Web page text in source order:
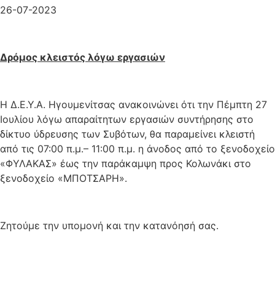
26-07-2023
Δρόμος κλειστός λόγω εργασιών
Η Δ.Ε.Υ.Α. Ηγουμενίτσας ανακοινώνει ότι την Πέμπτη 27
Ιουλίου λόγω απαραίτητων εργασιών συντήρησης στο
δίκτυο ύδρευσης των Συβότων, θα παραμείνει κλειστή
από τις 07:00 π.μ.– 11:00 π.μ. η άνοδος από το ξενοδοχείο
«ΦΥΛΑΚΑΣ» έως την παράκαμψη προς Κολωνάκι στο
ξενοδοχείο «ΜΠΟΤΣΑΡΗ».
Ζητούμε την υπομονή και την κατανόησή σας.